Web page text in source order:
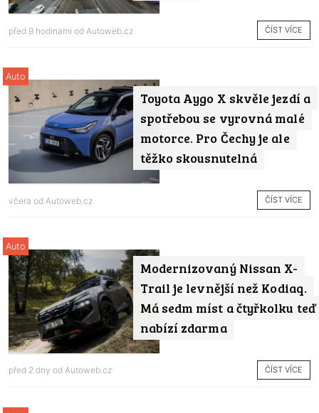
před 9 hodinami od Autoweb.cz ČÍST VÍCE
Toyota Aygo X skvěle jezdí a
spotřebou se vyrovná malé
motorce. Pro Čechy je ale
těžko skousnutelná
Auto
včera od Autoweb.cz ČÍST VÍCE
Modernizovaný Nissan X-
Trail je levnější než Kodiaq.
Má sedm míst a čtyřkolku teď
nabízí zdarma
Auto
před 2 dny od Autoweb.cz ČÍST VÍCE